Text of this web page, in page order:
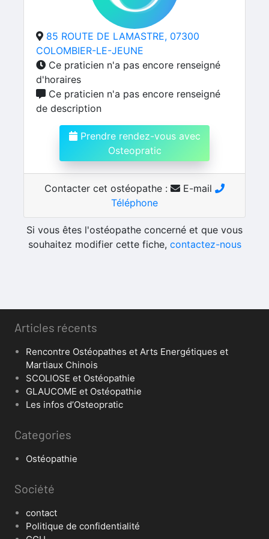
85 ROUTE DE LAMASTRE, 07300
COLOMBIER-LE-JEUNE
Ce praticien n'a pas encore renseigné
d'horaires
Ce praticien n'a pas encore renseigné
de description
Prendre rendez-vous avec
Osteopratic
Contacter cet ostéopathe :
E-mail
Téléphone
Si vous êtes l'ostéopathe concerné et que vous
souhaitez modifier cette fiche, contactez-nous
Articles récents
Rencontre Ostéopathes et Arts Energétiques et
Martiaux Chinois
SCOLIOSE et Ostéopathie
GLAUCOME et Ostéopathie
Les infos d’Osteopratic
Categories
Ostéopathie
Société
contact
Politique de confidentialité